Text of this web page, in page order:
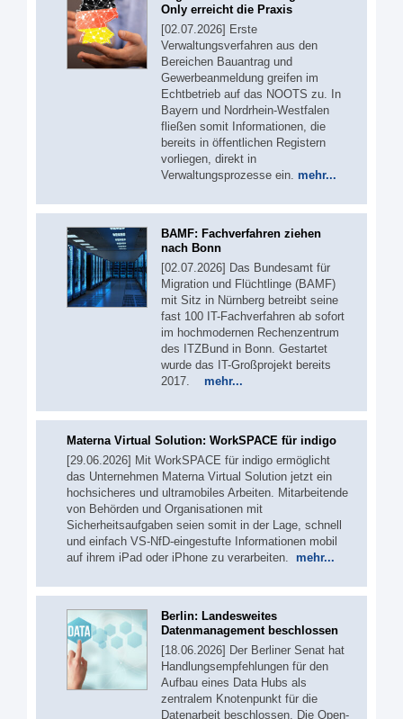
Only erreicht die Praxis
[02.07.2026] Erste
Verwaltungsverfahren aus den
Bereichen Bauantrag und
Gewerbeanmeldung greifen im
Echtbetrieb auf das NOOTS zu. In
Bayern und Nordrhein-Westfalen
fließen somit Informationen, die
bereits in öffentlichen Registern
vorliegen, direkt in
Verwaltungsprozesse ein. mehr...
BAMF: Fachverfahren ziehen
nach Bonn
[02.07.2026] Das Bundesamt für
Migration und Flüchtlinge (BAMF)
mit Sitz in Nürnberg betreibt seine
fast 100 IT-Fachverfahren ab sofort
im hochmodernen Rechenzentrum
des ITZBund in Bonn. Gestartet
wurde das IT-Großprojekt bereits
2017. mehr...
Materna Virtual Solution: WorkSPACE für indigo
[29.06.2026] Mit WorkSPACE für indigo ermöglicht
das Unternehmen Materna Virtual Solution jetzt ein
hochsicheres und ultramobiles Arbeiten. Mitarbeitende
von Behörden und Organisationen mit
Sicherheitsaufgaben seien somit in der Lage, schnell
und einfach VS-NfD-eingestufte Informationen mobil
auf ihrem iPad oder iPhone zu verarbeiten. mehr...
Berlin: Landesweites
Datenmanagement beschlossen
[18.06.2026] Der Berliner Senat hat
Handlungsempfehlungen für den
Aufbau eines Data Hubs als
zentralem Knotenpunkt für die
Datenarbeit beschlossen. Die Open-